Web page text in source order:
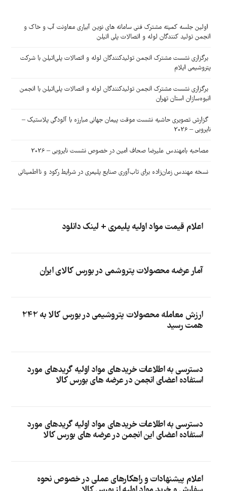
اولین جلسه کمیته مشترک فنی سامانه های نوین آبیاری معاونت آب و خاک و
انجمن تولید کنندگان لوله و اتصالات پلی اتیلن
برگزاری نشست مشترک انجمن تولیدکنندگان لوله و اتصالات پلی‌اتیلن با شرکت
پتروشیمی ایلام
برگزاری نشست مشترک انجمن تولیدکنندگان لوله و اتصالات پلی‌اتیلن با انجمن
انبوه‌سازان استان تهران
گزارش تصویری حاشیه نشست موقت پیمان جهانی مبارزه با آلودگی پلاستیک –
نایروبی – 2026
مصاحبه بامهندس علیرضا صحاف امین در خصوص نشست نایروبی – 2026
نسخه مهندس زمان‌زاده برای تاب‌آوری صنایع پلیمری در شرایط رکود و نااطمینانی
اعلام قیمت مواد اولیه پلیمری + لینک دانلود
آمار عرضه محصولات پتروشمی در بورس کالای ایران
ارزش معامله محصولات پتروشیمی در بورس کالا به 242
همت رسید
دسترسی به اطلاعات خریدهای مواد اولیه گریدهای مورد
استفاده اعضای انجمن در عرضه های بورس کالا
دسترسی به اطلاعات خریدهای مواد اولیه گریدهای مورد
استفاده اعضای این انجمن در عرضه های بورس کالا
اعلام پیشنهادات و راهکارهای عملی در خصوص نحوه